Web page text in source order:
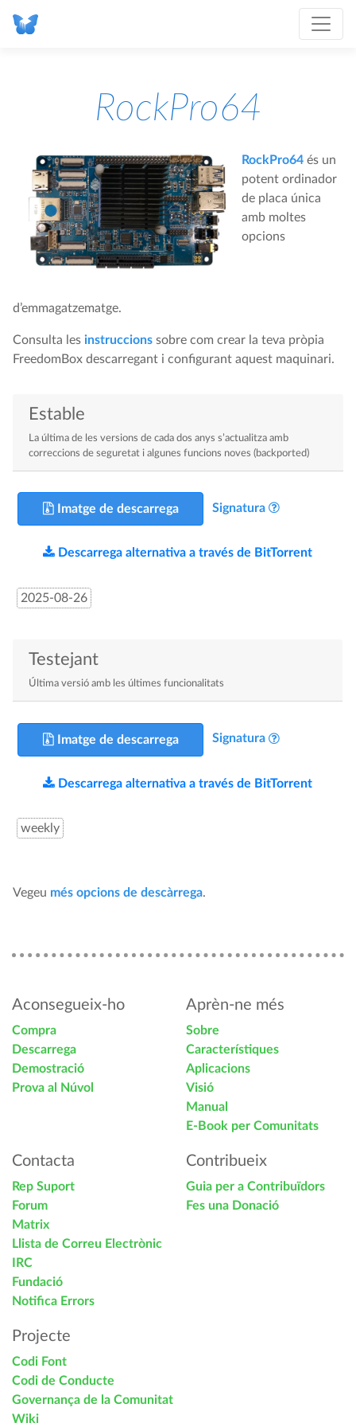
RockPro64
RockPro64 és un
potent ordinador
de placa única
amb moltes
opcions
d’emmagatzematge.
Consulta les instruccions sobre com crear la teva pròpia
FreedomBox descarregant i configurant aquest maquinari.
Estable
La última de les versions de cada dos anys s’actualitza amb
correccions de seguretat i algunes funcions noves (backported)
Imatge de descarrega Signatura
Descarrega alternativa a través de BitTorrent
2025-08-26
Testejant
Última versió amb les últimes funcionalitats
Imatge de descarrega Signatura
Descarrega alternativa a través de BitTorrent
weekly
Vegeu més opcions de descàrrega.
Aconsegueix-ho
Compra
Descarrega
Demostració
Prova al Núvol
Aprèn-ne més
Sobre
Característiques
Aplicacions
Visió
Manual
E-Book per Comunitats
Contacta
Rep Suport
Forum
Matrix
Llista de Correu Electrònic
IRC
Fundació
Notifica Errors
Contribueix
Guia per a Contribuïdors
Fes una Donació
Projecte
Codi Font
Codi de Conducte
Governança de la Comunitat
Wiki